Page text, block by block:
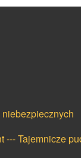
Tajemnicze